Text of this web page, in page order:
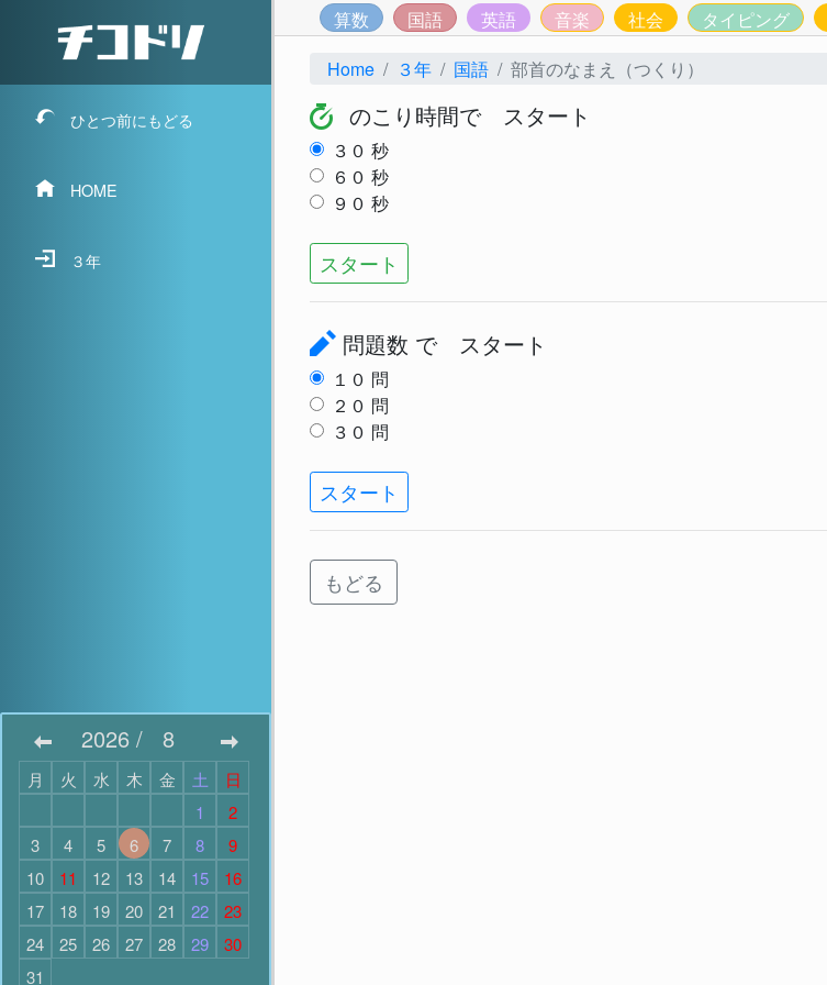
ひとつ前にもどる
HOME
３年
2026/ 8
月 火 水 木 金 土
日
1
2
3
4 5 6 7 8
9
10
11 12 13 14 15
16
17
18 19 20 21 22
23
24
25 26 27 28 29
30
31
算数 国語 英語 音楽 社会 タイピング
Home
３年 国語 部首のなまえ（つくり）
のこり時間で スタート
３０ 秒
６０ 秒
９０ 秒
スタート
問題数 で スタート
１０ 問
２０ 問
３０ 問
スタート
もどる